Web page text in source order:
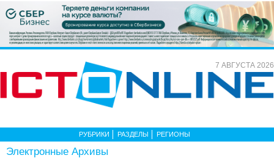
7 АВГУСТА 2026
РУБРИКИ РАЗДЕЛЫ РЕГИОНЫ
Электронные Архивы